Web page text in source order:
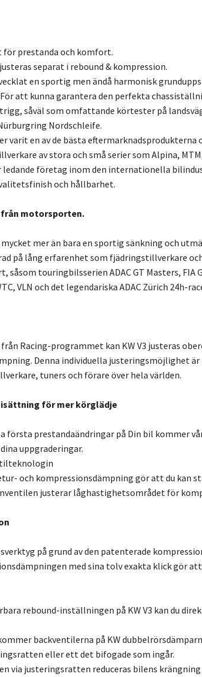
för prestanda och komfort.
separat i rebound & kompression.
en sportig men ändå harmonisk
att kunna garantera den perfekta
såväl som omfattande körtester på
Nordschleife.
varit en av de bästa
av stora och små serier som Alpina,
företag inom den internationella
och hållbarhet.
motorsporten.
mycket mer än bara en sportig sänkning och
på lång erfarenhet som fjädringstillverkare
touringbilsserien ADAC GT Masters, FIA
VLN och det legendariska ADAC Zürich 24h-
Racing-programmet kan KW V3 justeras
Denna individuella justeringsmöjlighet
tuners och förare över hela världen.
för mer körglädje
första prestandaändringar på Din bil kommer vår
uppgraderingar.
och kompressionsdämpning gör att du kan
justerar låghastighetsområdet för
på grund av den patenterade
med sina tolv exakta klick gör
rebound-inställningen på KW V3 kan du
backventilerna på KW
eller ett det bifogade som ingår.
via justeringsratten reduceras bilens krängning